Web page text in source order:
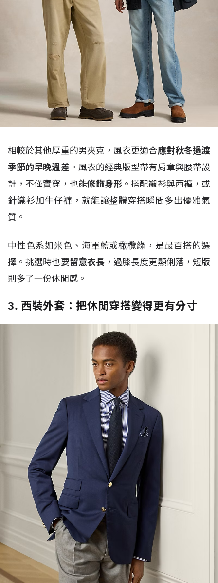
相較於其他厚重的男夾克，風衣更適合應對秋冬過渡
季節的早晚溫差 。風衣的經典版型帶有肩章與腰帶設
計，不僅實穿，也能修飾身形 。搭配襯衫與西褲，或
針織衫加牛仔褲，就能讓整體穿搭瞬間多出優雅氣
質。
中性色系如米色、海軍藍或橄欖綠，是最百搭的選
擇。挑選時也要留意衣長 ，過膝長度更顯俐落，短版
則多了一份休閒感。
3. 西裝外套：把休閒穿搭變得更有分寸